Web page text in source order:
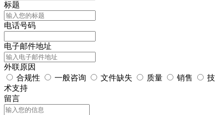
标题
电话号码
电子邮件地址
外联原因
合规性
一般咨询 文件缺失 质量 销售
技
术支持
留言